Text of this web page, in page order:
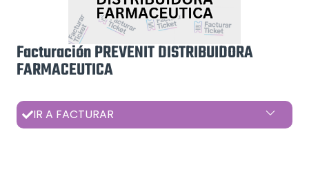
Facturación PREVENIT DISTRIBUIDORA
FARMACEUTICA
IR A FACTURAR